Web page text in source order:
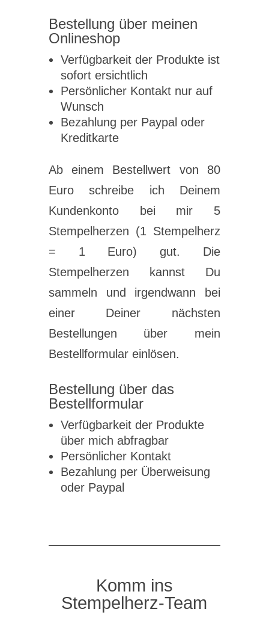
Bestellung über meinen
Onlineshop
Verfügbarkeit der Produkte ist
sofort ersichtlich
Persönlicher Kontakt nur auf
Wunsch
Bezahlung per Paypal oder
Kreditkarte
Ab einem Bestellwert von 80
Euro schreibe ich Deinem
Kundenkonto bei mir 5
Stempelherzen (1 Stempelherz
= 1 Euro) gut. Die
Stempelherzen kannst Du
sammeln und irgendwann bei
einer Deiner nächsten
Bestellungen über mein
Bestellformular einlösen.
Bestellung über das
Bestellformular
Verfügbarkeit der Produkte
über mich abfragbar
Persönlicher Kontakt
Bezahlung per Überweisung
oder Paypal
Komm ins
Stempelherz-Team